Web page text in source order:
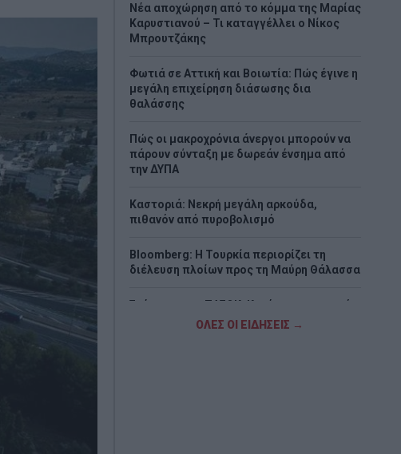
Νέα αποχώρηση από το κόμμα της Μαρίας
Καρυστιανού – Τι καταγγέλλει ο Νίκος
Μπρουτζάκης
Φωτιά σε Αττική και Βοιωτία: Πώς έγινε η
μεγάλη επιχείρηση διάσωσης δια
θαλάσσης
Πώς οι μακροχρόνια άνεργοι μπορούν να
πάρουν σύνταξη με δωρεάν ένσημα από
την ΔΥΠΑ
Καστοριά: Νεκρή μεγάλη αρκούδα,
πιθανόν από πυροβολισμό
Bloomberg: Η Τουρκία περιορίζει τη
διέλευση πλοίων προς τη Μαύρη Θάλασσα
Σκέρτσος για ΠΑΣΟΚ: Κανένα ουσιαστικό
επιχείρημα για την έκθεση του ΟΟΣΑ
ΟΛΕΣ ΟΙ ΕΙΔΗΣΕΙΣ →